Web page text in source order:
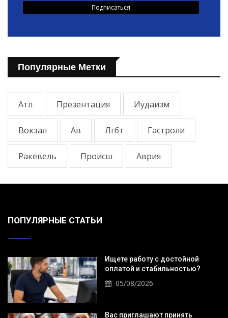
Популярные Метки
Атл Презентация Иудаизм
Вокзал Ав Лгбт Гастроли
Ракевель Происш Аврия
ПОПУЛЯРНЫЕ СТАТЬИ
Ищете работу с достойной
оплатой и стабильностью?
05/08/2026
Вас приглашают принять